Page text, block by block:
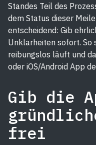
Standes Teil des
dem Status dieser
entscheidend: Gib
Unklarheiten sofort. So
reibungslos läuft und
oder iOS/Android App
Gib die
frei